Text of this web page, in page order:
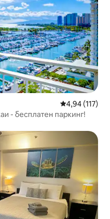
Просечна
4,94 (117)
- бесплатен паркинг!